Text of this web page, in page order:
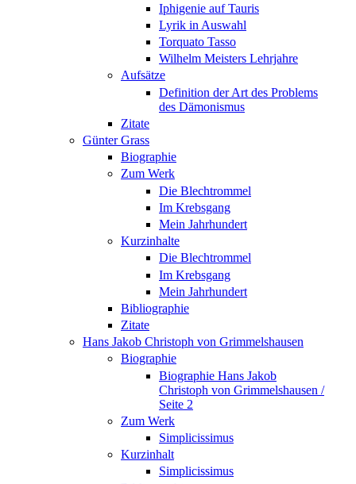
Iphigenie auf Tauris
Lyrik in Auswahl
Torquato Tasso
Wilhelm Meisters Lehrjahre
Aufsätze
Definition der Art des Problems
des Dämonismus
Zitate
Günter Grass
Biographie
Zum Werk
Die Blechtrommel
Im Krebsgang
Mein Jahrhundert
Kurzinhalte
Die Blechtrommel
Im Krebsgang
Mein Jahrhundert
Bibliographie
Zitate
Hans Jakob Christoph von Grimmelshausen
Biographie
Biographie Hans Jakob
Christoph von Grimmelshausen /
Seite 2
Zum Werk
Simplicissimus
Kurzinhalt
Simplicissimus